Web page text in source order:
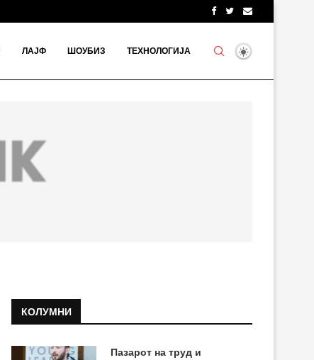
ЛАЈФ ШОУБИЗ ТЕХНОЛОГИЈА
КОЛУМНИ
Пазарот на труд и